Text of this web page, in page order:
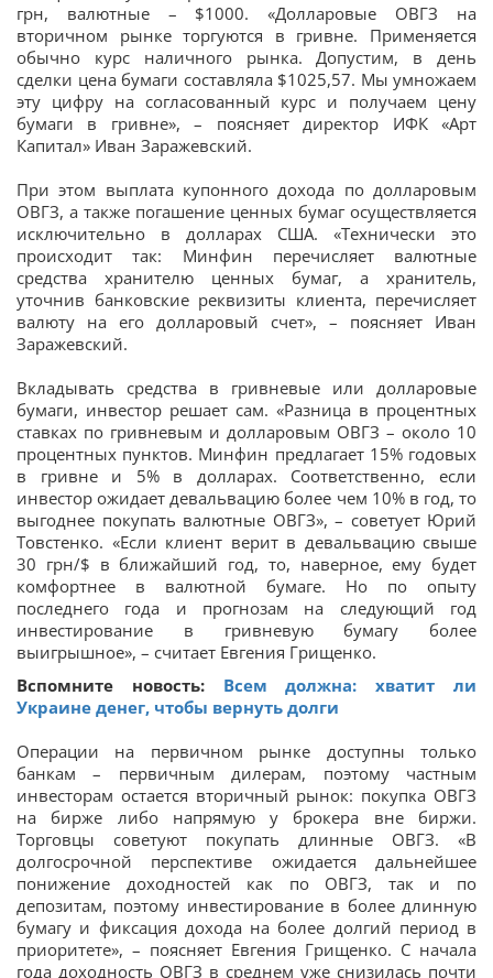
грн, валютные – $1000. «Долларовые ОВГЗ на
вторичном рынке торгуются в гривне. Применяется
обычно курс наличного рынка. Допустим, в день
сделки цена бумаги составляла $1025,57. Мы умножаем
эту цифру на согласованный курс и получаем цену
бумаги в гривне», – поясняет директор ИФК «Арт
Капитал» Иван Заражевский.
При этом выплата купонного дохода по долларовым
ОВГЗ, а также погашение ценных бумаг осуществляется
исключительно в долларах США. «Технически это
происходит так: Минфин перечисляет валютные
средства хранителю ценных бумаг, а хранитель,
уточнив банковские реквизиты клиента, перечисляет
валюту на его долларовый счет», – поясняет Иван
Заражевский.
Вкладывать средства в гривневые или долларовые
бумаги, инвестор решает сам. «Разница в процентных
ставках по гривневым и долларовым ОВГЗ – около 10
процентных пунктов. Минфин предлагает 15% годовых
в гривне и 5% в долларах. Соответственно, если
инвестор ожидает девальвацию более чем 10% в год, то
выгоднее покупать валютные ОВГЗ», – советует Юрий
Товстенко. «Если клиент верит в девальвацию свыше
30 грн/$ в ближайший год, то, наверное, ему будет
комфортнее в валютной бумаге. Но по опыту
последнего года и прогнозам на следующий год
инвестирование в гривневую бумагу более
выигрышное», – считает Евгения Грищенко.
Вспомните новость: Всем должна: хватит ли
Украине денег, чтобы вернуть долги
Операции на первичном рынке доступны только
банкам – первичным дилерам, поэтому частным
инвесторам остается вторичный рынок: покупка ОВГЗ
на бирже либо напрямую у брокера вне биржи.
Торговцы советуют покупать длинные ОВГЗ. «В
долгосрочной перспективе ожидается дальнейшее
понижение доходностей как по ОВГЗ, так и по
депозитам, поэтому инвестирование в более длинную
бумагу и фиксация дохода на более долгий период в
приоритете», – поясняет Евгения Грищенко. С начала
года доходность ОВГЗ в среднем уже снизилась почти